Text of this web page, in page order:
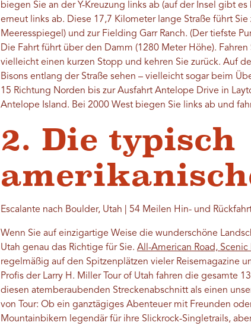
biegen Sie an der Y-Kreuzung links ab (auf der Insel gibt
erneut links ab. Diese 17,7 Kilometer lange Straße führt
Meeresspiegel) und zur Fielding Garr Ranch. (Der tiefste
Die Fahrt führt über den Damm (1280 Meter Höhe).
vielleicht einen kurzen Stopp und kehren Sie zurück. Auf
Bisons entlang der Straße sehen – vielleicht sogar beim
15 Richtung Norden bis zur Ausfahrt Antelope Drive in
Antelope Island. Bei 2000 West biegen Sie links ab und
2. Die typisch
Escalante nach Boulder, Utah | 54 Meilen Hin- und Rückfahrt
Wenn Sie auf einzigartige Weise die wunderschöne
Utah genau das Richtige für Sie. All-American Road, Scenic
regelmäßig auf den Spitzenplätzen vieler Reisemagazine
Profis der Larry H. Miller Tour of Utah fahren die gesamte
diesen atemberaubenden Streckenabschnitt als einen
von Tour: Ob ein ganztägiges Abenteuer mit Freunden
Mountainbikern legendär für ihre Slickrock-Singletrails,